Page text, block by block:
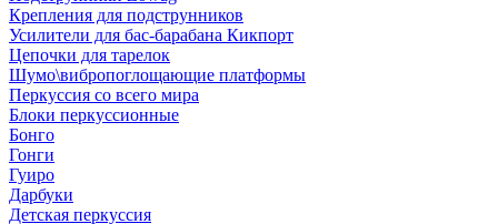
Крепления для подструнников
Усилители для бас-барабана Кикпорт
Цепочки для тарелок
Шумо\вибропоглощающие платформы
Перкуссия со всего мира
Блоки перкуссионные
Бонго
Гонги
Гуиро
Дарбуки
Детская перкуссия